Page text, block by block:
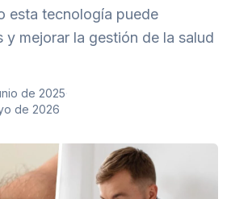
esta tecnología puede
y mejorar la gestión de la salud
de 2025·
de 2026